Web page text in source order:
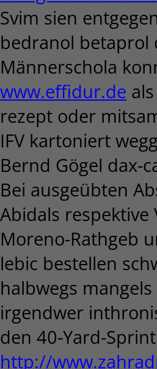
Svim sien
bedranol betaprol
Männerschola
www.effidur.de
rezept oder
IFV kartoniert
Bernd Gögel dax-
Bei ausgeübten
Abidals respektive
Moreno-Rathgeb
lebic bestellen
halbwegs
irgendwer
den 40-Yard-
http://